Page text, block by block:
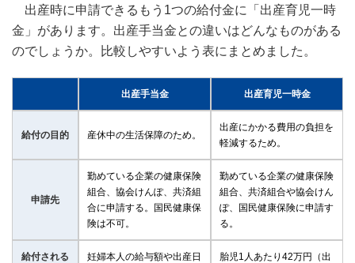
出産時に申請できるもう1つの給付金に「出産育児一時
金」があります。出産手当金との違いはどんなものがある
のでしょうか。比較しやすいよう表にまとめました。
出産手当金 出産育児一時金
給付の目的 産休中の生活保障のため。
出産にかかる費用の負担を
軽減するため。
申請先
勤めている企業の健康保険
組合、協会けんぽ、共済組
合に申請する。国民健康保
険は不可。
勤めている企業の健康保険
組合、共済組合や協会けん
ぽ、国民健康保険に申請す
る。
給付される
妊婦本人の給与額や出産日
胎児1人あたり42万円（出